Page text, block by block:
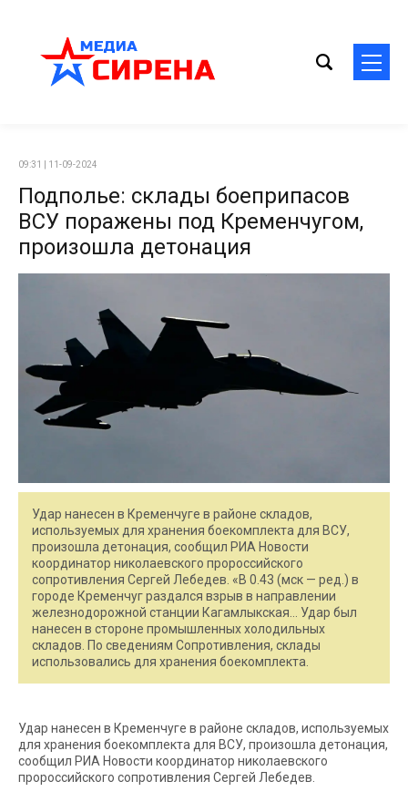
09:31 | 11-09-2024
Подполье: склады боеприпасов
ВСУ поражены под Кременчугом,
произошла детонация
Удар нанесен в Кременчуге в районе складов,
используемых для хранения боекомплекта для ВСУ,
произошла детонация, сообщил РИА Новости
координатор николаевского пророссийского
сопротивления Сергей Лебедев. «В 0.43 (мск — ред.) в
городе Кременчуг раздался взрыв в направлении
железнодорожной станции Кагамлыкская… Удар был
нанесен в стороне промышленных холодильных
складов. По сведениям Сопротивления, склады
использовались для хранения боекомплекта.
Удар нанесен в Кременчуге в районе складов, используемых
для хранения боекомплекта для ВСУ, произошла детонация,
сообщил РИА Новости координатор николаевского
пророссийского сопротивления Сергей Лебедев.